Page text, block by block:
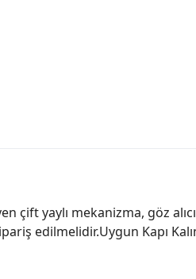
çift yaylı mekanizma, göz alıcı
edilmelidir.Uygun Kapı